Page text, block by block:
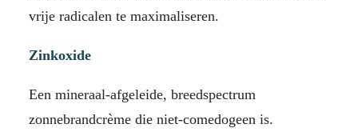
vrije radicalen te maximaliseren.
Zinkoxide
Een mineraal-afgeleide, breedspectrum
zonnebrandcrème die niet-comedogeen is.